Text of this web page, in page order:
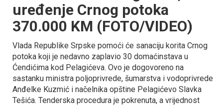
uređenje Crnog potoka
370.000 KM (FOTO/VIDEO)
Vlada Republike Srpske pomoći će sanaciju korita Crnog
potoka koji je nedavno zaplavio 30 domaćinstava u
Ćendićima kod Pelagićeva. Ovo je dogovoreno na
sastanku ministra poljoprivrede, šumarstva i vodoprivrede
Anđelke Kuzmić i načelnika opštine Pelagićevo Slavka
Tešića. Tenderska procedura je pokrenuta, a vrijednost